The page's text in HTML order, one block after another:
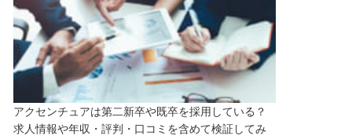
アクセンチュアは第二新卒や既卒を採用している？
求人情報や年収・評判・口コミを含めて検証してみ